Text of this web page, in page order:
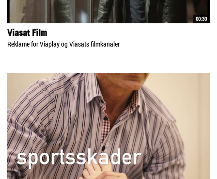
00:30
Viasat Film
Reklame for Viaplay og Viasats filmkanaler